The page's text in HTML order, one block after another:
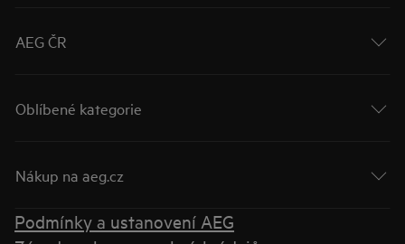
AEG ČR
Oblíbené kategorie
Nákup na aeg.cz
Podmínky a ustanovení AEG